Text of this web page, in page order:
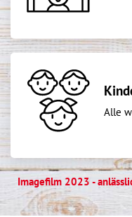
Alle
Imagefilm 2023 -